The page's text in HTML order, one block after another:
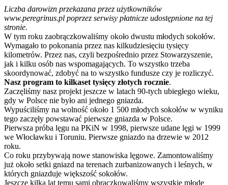
Liczba darowizn przekazana przez użytkowników
www.peregrinus.pl poprzez serwisy płatnicze udostępnione na tej
stronie.
W tym roku zaobrączkowaliśmy około dwustu młodych sokołów.
Wymagało to pokonania przez nas kilkudziesięciu tysięcy
kilometrów. Przez nas, czyli bezpośrednio przez Stowarzyszenie,
jak i kilku osób nas wspomagających. To wszystko trzeba
skoordynować, zdobyć na to wszystko fundusze czy je rozliczyć.
Nasz program to kilkaset tysięcy złotych rocznie.
Zaczęliśmy nasz projekt jeszcze w latach 90-tych ubiegłego wieku,
gdy w Polsce nie było ani jednego gniazda.
Wypuściliśmy na wolność około 1 500 młodych sokołów w wyniku
tego zaczęły powstawać pierwsze gniazda w Polsce.
Pierwsza próba lęgu na PKiN w 1998, pierwsze udane lęgi w 1999
we Włocławku i Toruniu. Pierwsze gniazdo na drzewie w 2012
roku.
Co roku przybywają nowe stanowiska lęgowe. Zamontowaliśmy
już około setki gniazd na terenach zurbanizowanych i leśnych, w
których gniazduje większość sokołów.
Jeszcze kilka lat temu sami obrączkowaliśmy wszystkie młode